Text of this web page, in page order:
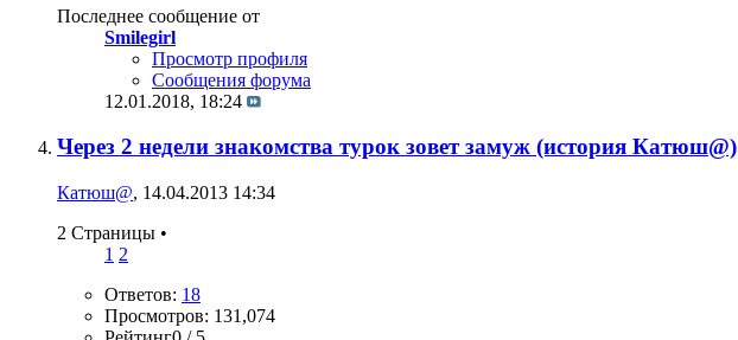
Последнее сообщение от
Smilegirl
Просмотр профиля
Сообщения форума
12.01.2018, 18:24
Через 2 недели знакомства турок зовет замуж (история Катюш@)
Катюш@, 14.04.2013 14:34
2 Страницы •
1 2
Ответов: 18
Просмотров: 131,074